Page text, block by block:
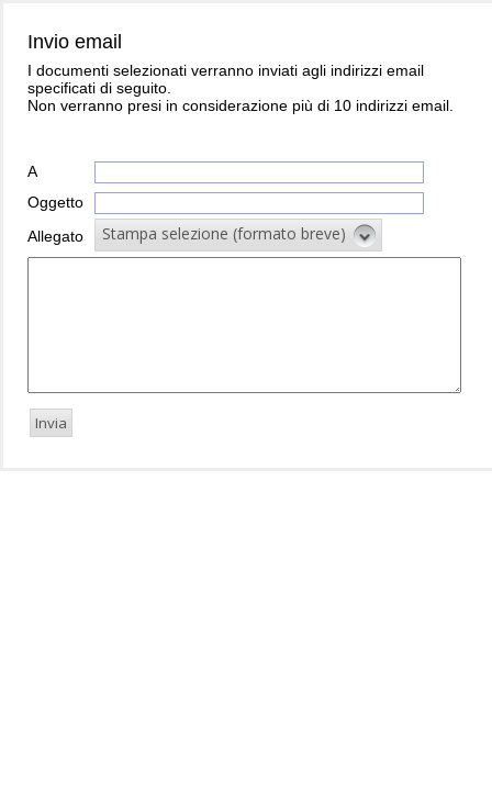
Invio email
I documenti selezionati verranno inviati agli indirizzi email
specificati di seguito.
Non verranno presi in considerazione più di 10 indirizzi email.
A
Oggetto
Allegato
Stampa selezione (formato breve)